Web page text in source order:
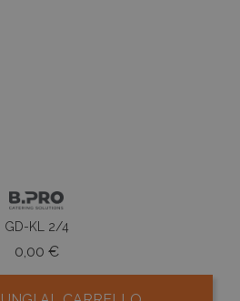
GD-KL 2/4
0,00 €Prezzo